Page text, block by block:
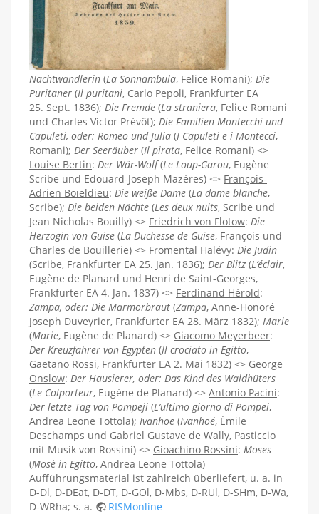
Nachtwandlerin (La Sonnambula, Felice Romani); Die
Puritaner (Il puritani, Carlo Pepoli, Frankfurter EA
25. Sept. 1836); Die Fremde (La straniera, Felice Romani
und Charles Victor Prévôt); Die Familien Montecchi und
Capuleti, oder: Romeo und Julia (I Capuleti e i Montecci,
Romani); Der Seeräuber (Il pirata, Felice Romani) <>
Louise Bertin: Der Wär-Wolf(Le Loup-Garou, Eugène
Scribe und Edouard-Joseph Mazères) <> François-
Adrien Boïeldieu: Die weiße Dame (La dame blanche,
Scribe); Die beiden Nächte (Les deux nuits, Scribe und
Jean Nicholas Bouilly) <> Friedrich von Flotow: Die
Herzogin von Guise (La Duchesse de Guise, François und
Charles de Bouillerie) <> Fromental Halévy: Die Jüdin
(Scribe, Frankfurter EA 25. Jan. 1836); Der Blitz (L’éclair,
Eugène de Planard und Henri de Saint-Georges,
Frankfurter EA 4. Jan. 1837) <> Ferdinand Hérold:
Zampa, oder: Die Marmorbraut (Zampa, Anne-Honoré
Joseph Duveyrier, Frankfurter EA 28. März 1832); Marie
(Marie, Eugène de Planard) <> Giacomo Meyerbeer:
Der Kreuzfahrer von Egypten (Il crociato in Egitto,
Gaetano Rossi, Frankfurter EA 2. Mai 1832) <> George
Onslow: Der Hausierer, oder: Das Kind des Waldhüters
(Le Colporteur, Eugène de Planard) <> Antonio Pacini:
Der letzte Tag von Pompeji (L’ultimo giorno di Pompei,
Andrea Leone Tottola); Ivanhoë (Ivanhoé, Émile
Deschamps und Gabriel Gustave de Wally, Pasticcio
mit Musik von Rossini) <> Gioachino Rossini: Moses
(Mosè in Egitto, Andrea Leone Tottola)
Aufführungsmaterial ist zahlreich überliefert, u. a. in
D-Dl, D-DEat, D-DT, D-GOl, D-Mbs, D-RUl, D-SHm, D-Wa,
D-WRha; s. a.
RISMonline